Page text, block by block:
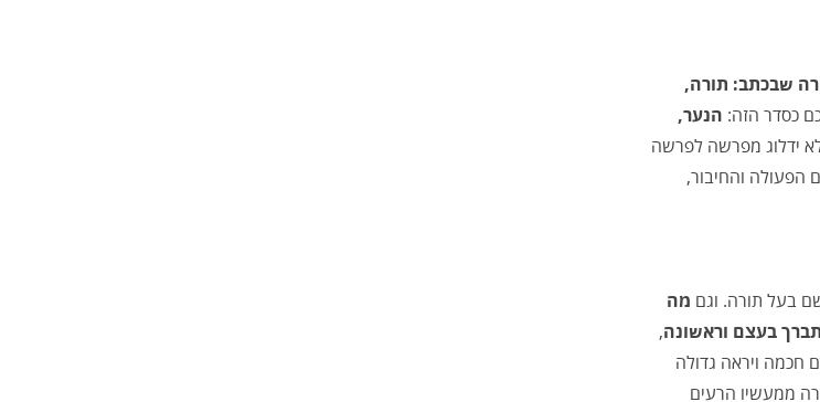
שבכתב: תורה,
כסדר הזה: הנער,
ידלוג מפרשה לפרשה
הפעולה והחיבור,
בעל תורה. וגם מה
בעצם וראשונה,
חכמה ויראה גדולה
ממעשיו הרעים